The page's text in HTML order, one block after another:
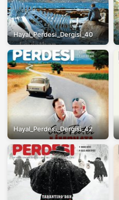
Hayal_Perdesi_Dergisi_40
Hayal_Perdesi_Dergisi_42